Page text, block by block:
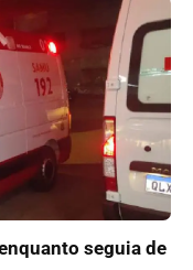
seguia de